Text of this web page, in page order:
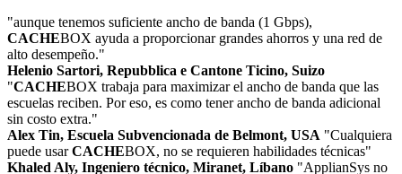
"aunque tenemos suficiente ancho de banda (1 Gbps),
CACHEBOX ayuda a proporcionar grandes ahorros y una red de
alto desempeño."
Helenio Sartori, Repubblica e Cantone Ticino, Suizo
"CACHEBOX trabaja para maximizar el ancho de banda que las
escuelas reciben. Por eso, es como tener ancho de banda adicional
sin costo extra."
Alex Tin, Escuela Subvencionada de Belmont, USA "Cualquiera
puede usarCACHEBOX, no se requieren habilidades técnicas"
Khaled Aly, Ingeniero técnico, Miranet, Líbano "ApplianSys no